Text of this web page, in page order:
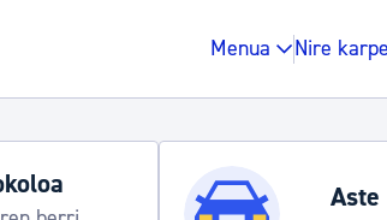
Menua Nire
Aste